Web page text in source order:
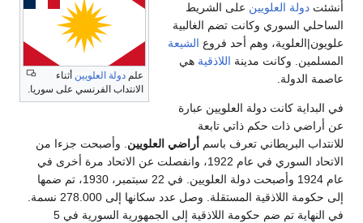
علم دولة العلويين أثناء
الانتداب الفرنسي على سوريا.
أنشئت دولة العلويين على الشريط
الساحلي السوري وكانت تضم الغالبية
علويون|العلوية، وهم أحد فروع الشيعة
المسلمين. وكانت مدينة اللاذقية هي
عاصمة الدولة.
في البداية كانت دولة العلويين عبارة
عن أراضي ذات حكم ذاتي تابعة
للانتداب البريطاني تعرف باسم
أراضي العلويين . وأصبحت جزءا من
الاتحاد السوري في عام 1922، وانفصلت عن الاتحاد مرة أخرى في
عام 1924 وأصبحت دولة العلويين. في 22 سبتمبر، 1930، تم ضمها
إلى حكومة اللاذقية المستقلة. وصل عدد سكانها إلى 278.000 نسمة.
في النهاية تم ضم حكومة اللاذقية إلى الجمهورية السورية في 5